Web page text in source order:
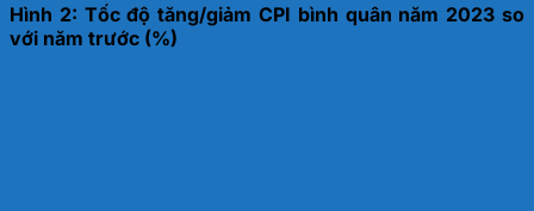
Hình 2: Tốc độ tăng/giảm CPI bình quân năm 2023 so
với năm trước (%)